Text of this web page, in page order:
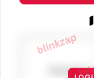
This page